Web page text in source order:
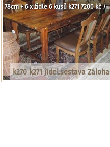
k270 k271 jídel.sestava Záloha
78cm + 6 x židle 6 kusů k271 7200 kč /